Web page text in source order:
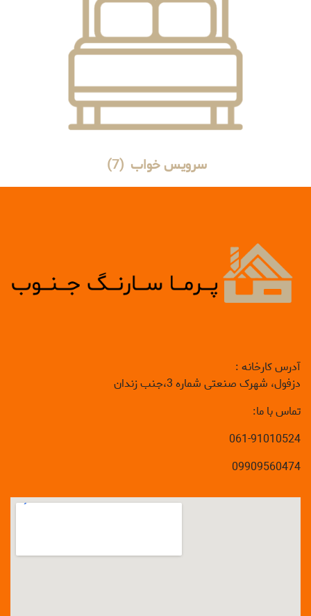
سرویس خواب (7)
آدرس کارخانه :
دزفول، شهرک صنعتی شماره 3،جنب زندان
تماس با ما:
061-91010524
09909560474